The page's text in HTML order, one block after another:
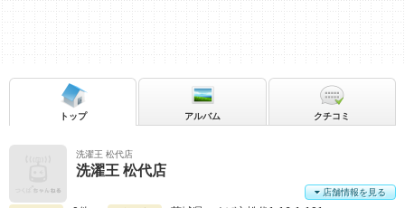
洗濯王 松代店
洗濯王 松代店
店舗情報を見る
トップ アルバム クチコミ